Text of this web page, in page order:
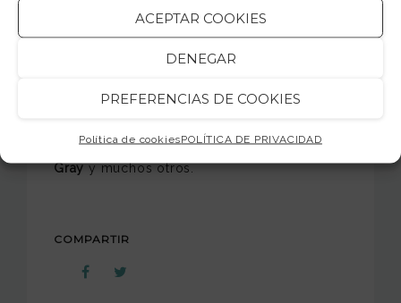
ACEPTAR COOKIES
DENEGAR
PREFERENCIAS DE COOKIES
Política de cookiesPOLÍTICA DE PRIVACIDAD
Nicole Scherzinger, will.i.am, Mary J. Blige,
Janelle Monáe, Esperanza Spalding, Maroon
5, Doug E. Fresh, Questlove, Beck, Mint
D’Angelo, Fred Wesley, Tori Kelly, Common,
Banfield, Frank McComb, Vernon Reid, Macy
Grayy muchos otros.
COMPARTIR